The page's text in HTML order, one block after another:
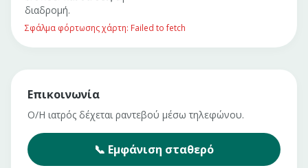
διαδρομή.
Σφάλμα φόρτωσης χάρτη: Failed to fetch
Επικοινωνία
Ο/Η ιατρός δέχεται ραντεβού μέσω τηλεφώνου.
📞 Εμφάνιση σταθερό